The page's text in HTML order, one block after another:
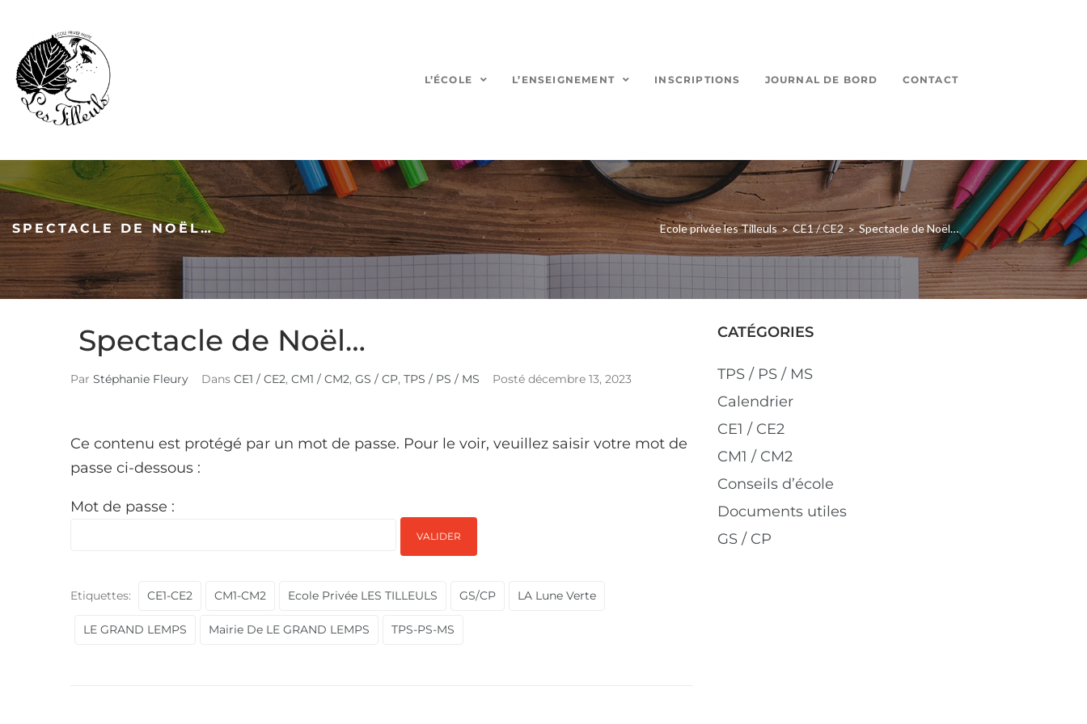
L’ÉCOLE L’ENSEIGNEMENT INSCRIPTIONS JOURNAL DE BORD CONTACT
SPECTACLE DE NOËL… Ecole privée les Tilleuls > CE1 / CE2 > Spectacle de Noël…
Spectacle de Noël…
Par Stéphanie Fleury Dans CE1 / CE2, CM1 / CM2, GS / CP, TPS / PS / MS Posté décembre 13, 2023
Ce contenu est protégé par un mot de passe. Pour le voir, veuillez saisir votre mot de
passe ci-dessous :
Mot de passe :
Etiquettes: CE1-CE2 CM1-CM2 Ecole Privée LES TILLEULS GS/CP LA Lune Verte
LE GRAND LEMPS Mairie De LE GRAND LEMPS TPS-PS-MS
CATÉGORIES
TPS / PS / MS
Calendrier
CE1 / CE2
CM1 / CM2
Conseils d’école
Documents utiles
GS / CP